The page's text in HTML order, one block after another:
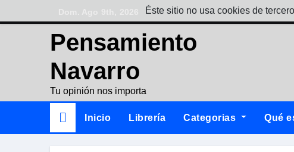
to
Pensamiento
Navarro
Tu opinión nos importa
Inicio Librería Categorias Qué
Éste sitio no usa cookies de